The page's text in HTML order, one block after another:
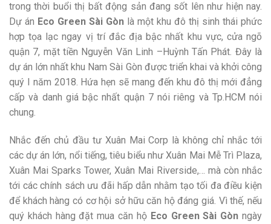
trong thời buổi thị bất động sản đang sốt lên như hiện nay.
Dự án Eco Green Sài Gòn là một khu đô thị sinh thái phức
hợp tọa lạc ngay vị trí đắc địa bậc nhất khu vực, cửa ngõ
quận 7, mặt tiền Nguyễn Văn Linh –Huỳnh Tấn Phát. Đây là
dự án lớn nhất khu Nam Sài Gòn được triển khai và khởi công
quý I năm 2018. Hứa hẹn sẽ mang đến khu đô thị mới đẳng
cấp và danh giá bậc nhất quận 7 nói riêng và Tp.HCM nói
chung.
Nhắc đến chủ đầu tư Xuân Mai Corp là không chỉ nhắc tới
các dự án lớn, nổi tiếng, tiêu biểu như Xuân Mai Mễ Trì Plaza,
Xuân Mai Sparks Tower, Xuân Mai Riverside,… mà còn nhắc
tới các chính sách ưu đãi hấp dẫn nhằm tạo tối đa điều kiện
để khách hàng có cơ hội sở hữu căn hộ đáng giá. Vì thế, nếu
quý khách hàng đặt mua căn hộ Eco Green Sài Gònngày